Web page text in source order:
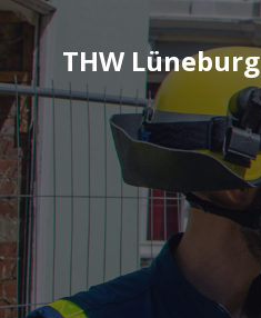
THW Lüneburg